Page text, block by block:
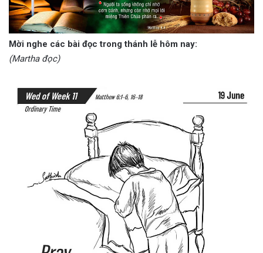
Mời nghe các bài đọc trong thánh lễ hôm nay:
(Martha đọc)